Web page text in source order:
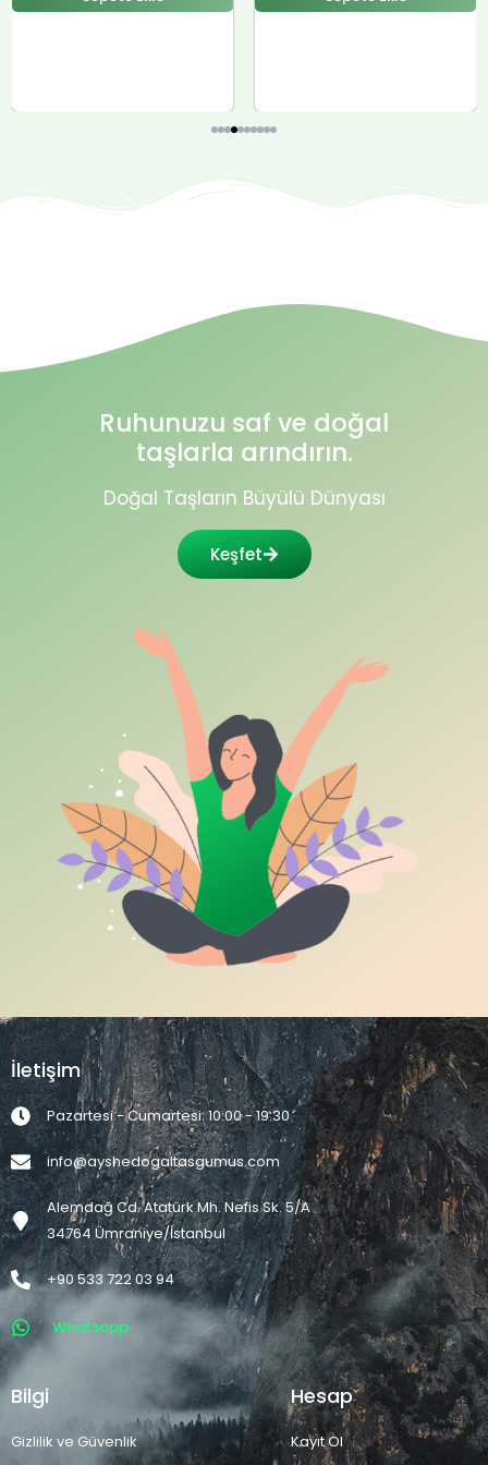
Ruhunuzu saf ve doğal
taşlarla arındırın.
Doğal Taşların Büyülü Dünyası
Keşfet
İletişim
Pazartesi - Cumartesi: 10:00 - 19:30
info@ayshedogaltasgumus.com
Alemdağ Cd. Atatürk Mh. Nefis Sk. 5/A
34764 Ümraniye/İstanbul
+90 533 722 03 94
Whatsapp
Bilgi
Gizlilik ve Güvenlik
Hesap
Kayıt Ol